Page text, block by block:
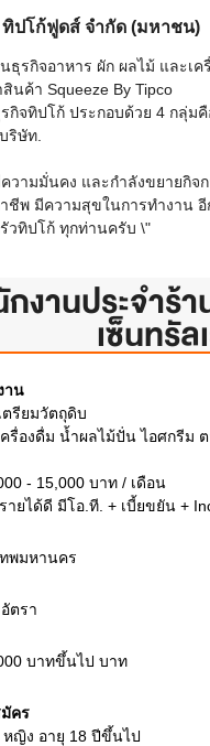
ปโก้ฟูดส์ จำกัด (มหาชน)
ธุรกิจอาหาร ผัก ผลไม้ และเ
นค้า Squeeze By Tipco
กิจทิปโก้ ประกอบด้วย 4 กลุ่ม
ริษัท.
วามมั่นคง และกำลังขยายกิจ
ชีพ มีความสุขในการทำงาน
วทิปโก้ ทุกท่านครับ \"
งานประจำร้า
เซ็นทรั
าน
รียมวัตถุดิบ
รื่องดื่ม น้ำผลไม้ปั่น ไอศกรีม
- 15,000 บาท / เดือน
ายได้ดี มีโอ.ที. + เบี้ยขยัน +
ทพมหานคร
อัตรา
บาทขึ้นไป บาท
คร
หญิง อายุ 18 ปีขึ้นไป